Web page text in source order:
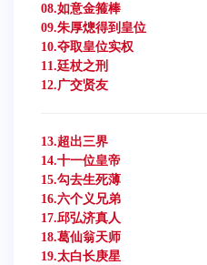
08.如意金箍棒
09.朱厚熜得到皇位
10.夺取皇位实权
11.廷杖之刑
12.广交贤友
13.超出三界
14.十一位皇帝
15.勾去生死薄
16.六个义兄弟
17.邱弘济真人
18.葛仙翁天师
19.太白长庚星